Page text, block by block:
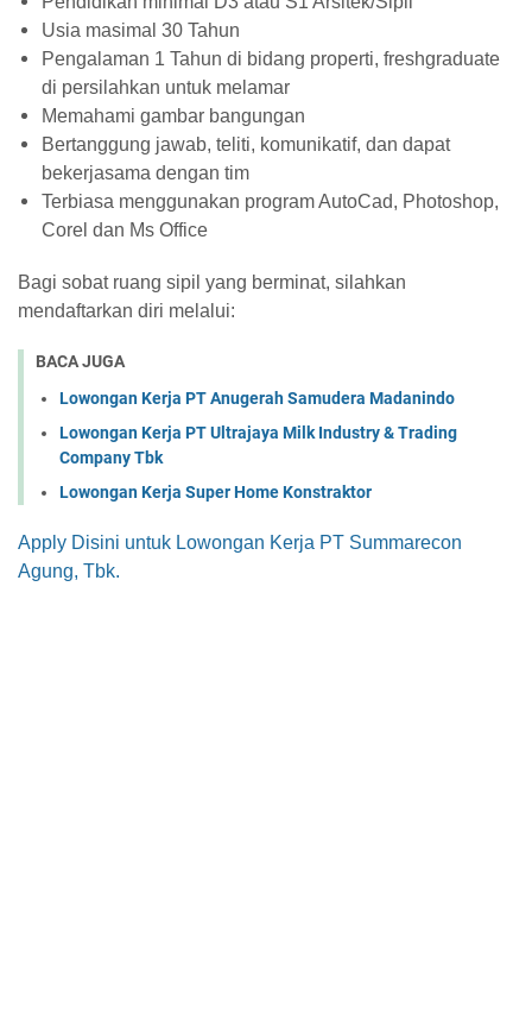
Usia masimal 30 Tahun
Pengalaman 1 Tahun di bidang properti, freshgraduate
di persilahkan untuk melamar
Memahami gambar bangungan
Bertanggung jawab, teliti, komunikatif, dan dapat
bekerjasama dengan tim
Terbiasa menggunakan program AutoCad, Photoshop,
Corel dan Ms Office
Bagi sobat ruang sipil yang berminat, silahkan
mendaftarkan diri melalui:
BACA JUGA
Lowongan Kerja PT Anugerah Samudera Madanindo
Lowongan Kerja PT Ultrajaya Milk Industry & Trading
Company Tbk
Lowongan Kerja Super Home Konstraktor
Apply Disini untuk Lowongan Kerja PT Summarecon
Agung, Tbk.